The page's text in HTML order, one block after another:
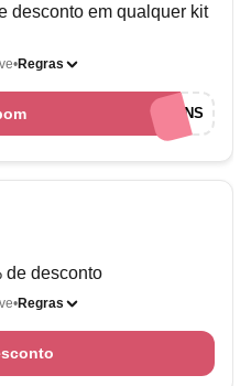
desconto em qualquer kit
Regras
EUAMOCUPONS
de desconto
Regras